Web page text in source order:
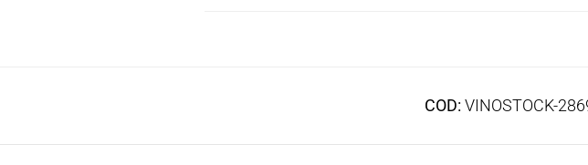
COD: VINOSTOCK-